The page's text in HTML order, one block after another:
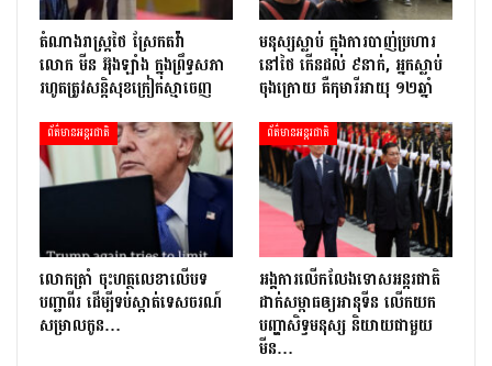
តំណាងរាស្ត្រថៃ ស្រែកតវ៉ា
លោក មីន អ៊ុងឡាំង ក្នុងព្រឹទ្ធសភា
រហូតត្រូវសន្តិសុខក្រៀកស្មាចេញ
មនុស្សស្លាប់ ក្នុងការបាញ់ប្រហារ
នៅថៃ កើនដល់ ៩នាក់, អ្នកស្លាប់
ចុងក្រោយ គឺកុមារីអាយុ ១២ឆ្នាំ
ព័ត៌មានអន្តរជាតិ
លោក​ត្រាំ ចុះហត្ថលេខាលើបទ
បញ្ជាពីរ ដើម្បីទប់ស្កាត់ទេស​ចរណ៍
សម្រាលកូន…
ព័ត៌មានអន្តរជាតិ
អង្គការលើកលែងទោសអន្តរជាតិ
ដាក់សម្ពាធឲ្យអានុទីន លើកយក
បញ្ហាសិទ្ធមនុស្ស និយាយជាមួយ
មីន…